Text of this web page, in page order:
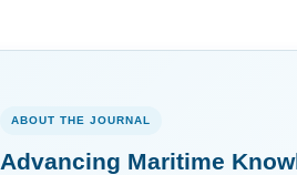
ABOUT THE JOURNAL
Advancing Maritime